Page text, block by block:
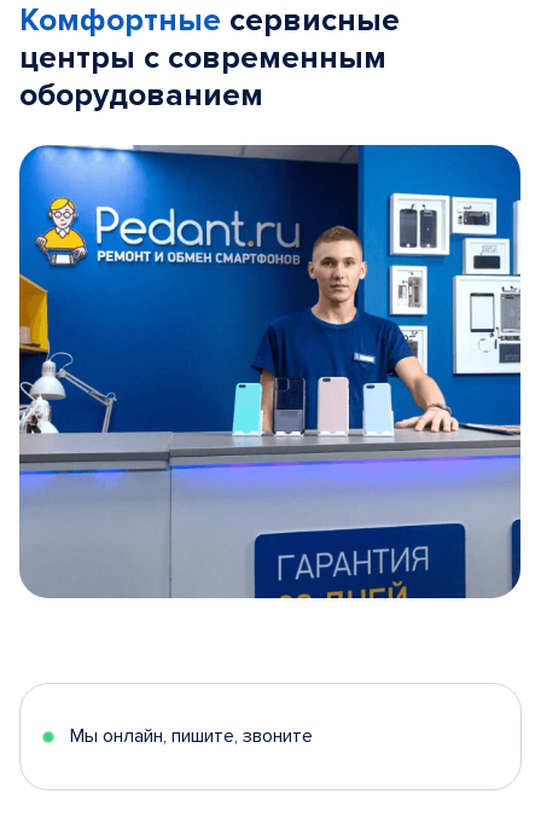
Комфортные сервисные
центры с современным
оборудованием
5
Мы онлайн, пишите, звоните